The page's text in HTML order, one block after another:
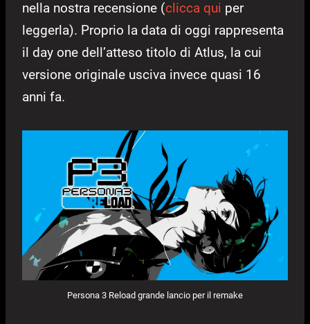
nella nostra recensione (clicca qui per
leggerla). Proprio la data di oggi rappresenta
il day one dell’atteso titolo di Atlus, la cui
versione originale usciva invece quasi 16
anni fa.
Persona 3 Reload grande lancio per il remake